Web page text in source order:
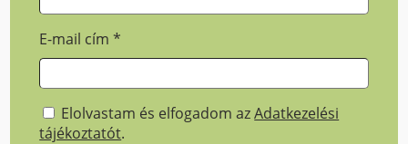
E-mail cím*
Elolvastam és elfogadom azAdatkezelési
tájékoztatót.